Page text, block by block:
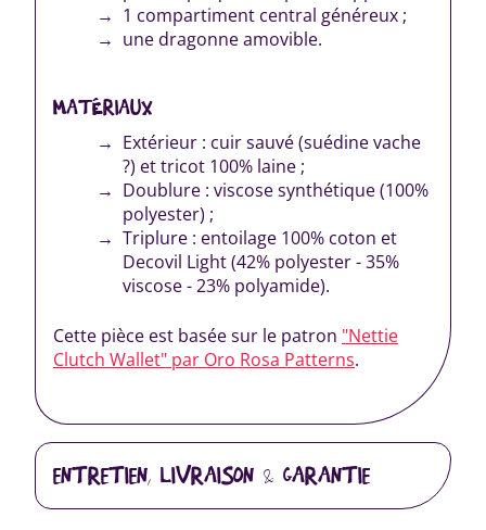
1 compartiment central généreux ;
une dragonne amovible.
MATÉRIAUX
Extérieur : cuir sauvé (suédine vache
?) et tricot 100% laine ;
Doublure : viscose synthétique (100%
polyester) ;
Triplure : entoilage 100% coton et
Decovil Light (42% polyester - 35%
viscose - 23% polyamide).
Cette pièce est basée sur le patron "Nettie
Clutch Wallet" par Oro Rosa Patterns.
ENTRETIEN, LIVRAISON & GARANTIE